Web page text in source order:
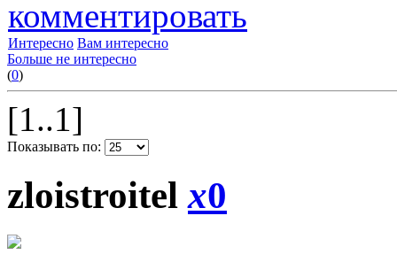
комментировать
Интересно Вам интересно
Больше не интересно
(0)
[1..1]
Показывать по:
zloistroitelx0